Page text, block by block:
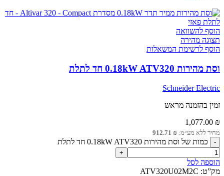
הוסף להשוואה
תצוגה מהירה
הוסף לרשימת המשאלות
וסת מהירות 0.18kW ATV320 חד לתלת
Schneider Electric
זמין בהזמנה מראש
1,077.00 ₪
מחיר ללא מע״מ: 912.71 ₪
כמות של וסת מהירות 0.18kW ATV320 חד לתלת
הוספה לסל
מק”ט: ATV320U02M2C